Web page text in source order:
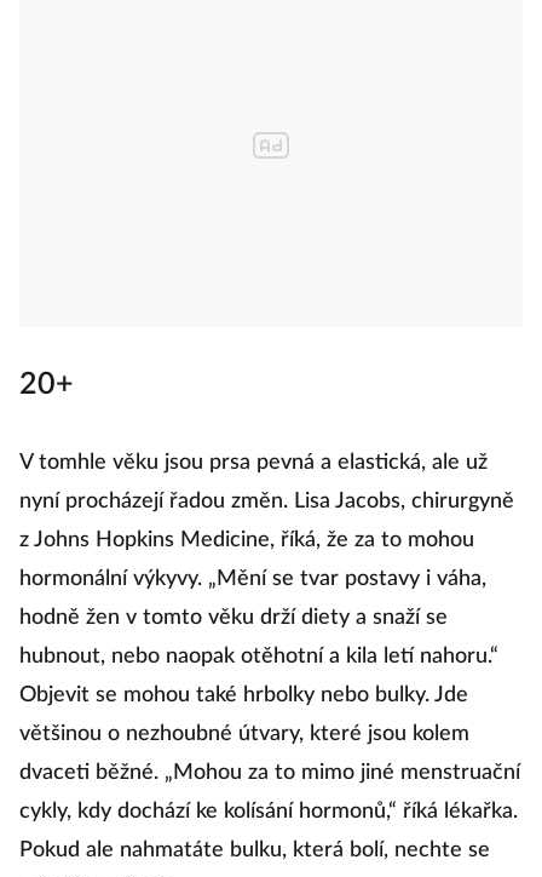
20+
V tomhle věku jsou prsa pevná a elastická, ale už
nyní procházejí řadou změn. Lisa Jacobs, chirurgyně
z Johns Hopkins Medicine, říká, že za to mohou
hormonální výkyvy. „Mění se tvar postavy i váha,
hodně žen v tomto věku drží diety a snaží se
hubnout, nebo naopak otěhotní a kila letí nahoru.“
Objevit se mohou také hrbolky nebo bulky. Jde
většinou o nezhoubné útvary, které jsou kolem
dvaceti běžné. „Mohou za to mimo jiné menstruační
cykly, kdy dochází ke kolísání hormonů,“ říká lékařka.
Pokud ale nahmatáte bulku, která bolí, nechte se